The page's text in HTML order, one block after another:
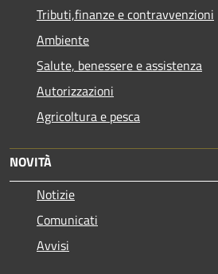
Tributi,finanze e contravvenzioni
Ambiente
Salute, benessere e assistenza
Autorizzazioni
Agricoltura e pesca
NOVITÀ
Notizie
Comunicati
Avvisi